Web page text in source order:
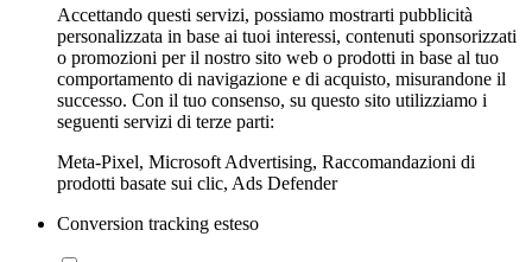
Accettando questi servizi, possiamo mostrarti pubblicità
personalizzata in base ai tuoi interessi, contenuti sponsorizzati
o promozioni per il nostro sito web o prodotti in base al tuo
comportamento di navigazione e di acquisto, misurandone il
successo. Con il tuo consenso, su questo sito utilizziamo i
seguenti servizi di terze parti:
Meta-Pixel, Microsoft Advertising, Raccomandazioni di
prodotti basate sui clic, Ads Defender
Conversion tracking esteso